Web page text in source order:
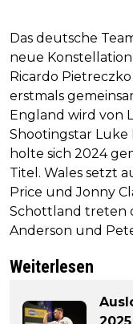
Das deutsche
neue
Ricardo
erstmals
England wird von
Shootingstar
holte sich 2024
Titel. Wales setzt
Price und Jonny
Schottland treten
Anderson und
Weiterlesen